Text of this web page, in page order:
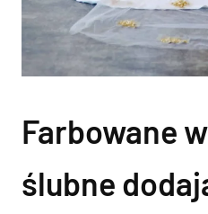
Farbowane
ślubne